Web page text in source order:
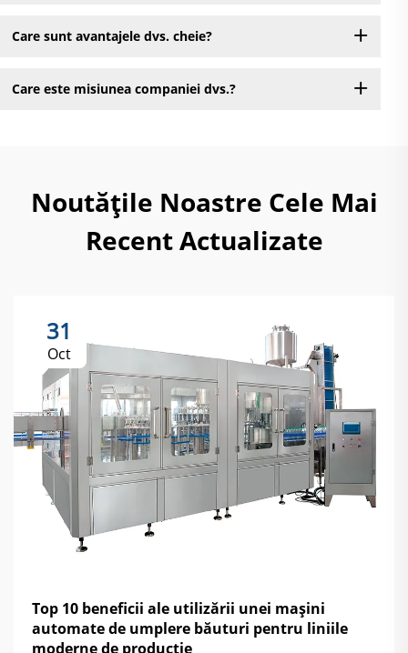
Care sunt avantajele dvs. cheie?
Care este misiunea companiei dvs.?
Noutățile Noastre Cele Mai
Recent Actualizate
31
Oct
Top 10 beneficii ale utilizării unei mașini
automate de umplere băuturi pentru liniile
moderne de producție